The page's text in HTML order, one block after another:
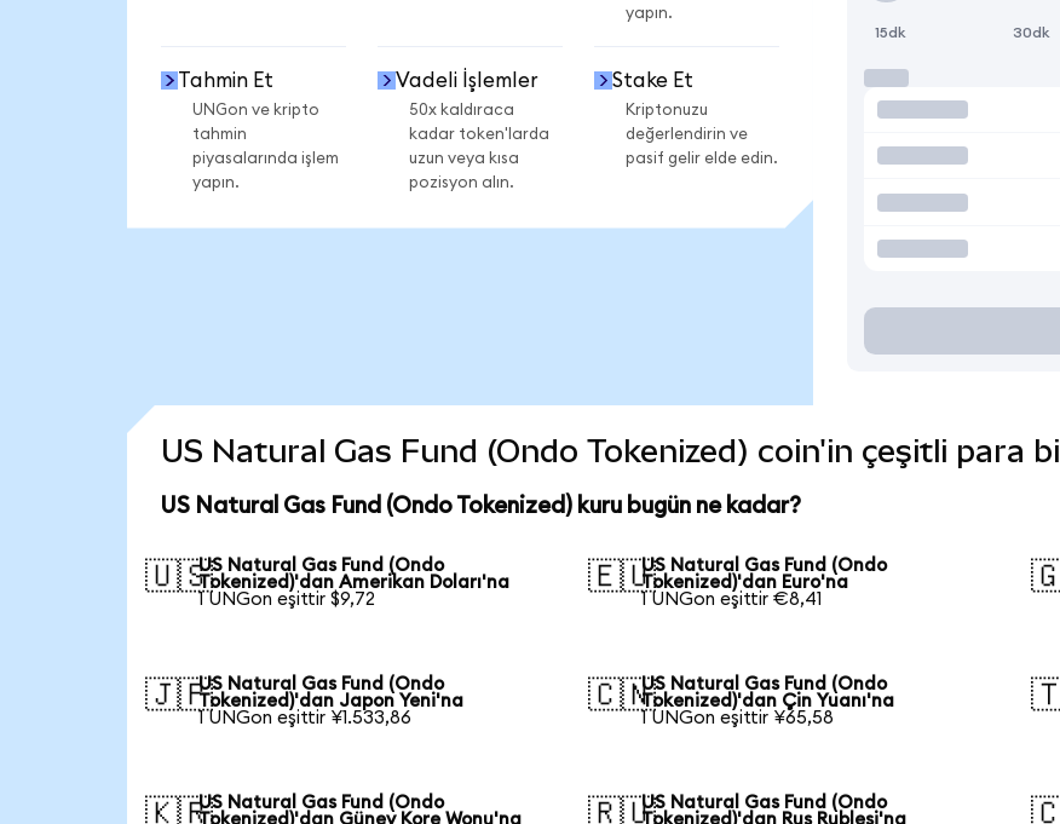
yapın.
Tahmin Et
UNGon ve kripto
tahmin
piyasalarında işlem
yapın.
Vadeli İşlemler
50x kaldıraca
kadar token'larda
uzun veya kısa
pozisyon alın.
Stake Et
Kriptonuzu
değerlendirin ve
pasif gelir elde edin.
15dk 30dk
US Natural Gas Fund (Ondo Tokenized) coin'in çeşitli para
US Natural Gas Fund (Ondo Tokenized) kuru bugün ne kadar?
🇺🇸US Natural Gas Fund (Ondo
Tokenized)'dan Amerikan Doları'na
1 UNGon eşittir $9,72
🇪🇺US Natural Gas Fund (Ondo
Tokenized)'dan Euro'na
1 UNGon eşittir €8,41
🇯🇵US Natural Gas Fund (Ondo
Tokenized)'dan Japon Yeni'na
1 UNGon eşittir ¥1.533,86
🇨🇳US Natural Gas Fund (Ondo
Tokenized)'dan Çin Yuanı'na
1 UNGon eşittir ¥65,58
🇰🇷US Natural Gas Fund (Ondo
Tokenized)'dan Güney Kore Wonu'na
🇷🇺US Natural Gas Fund (Ondo
Tokenized)'dan Rus Rublesi'na